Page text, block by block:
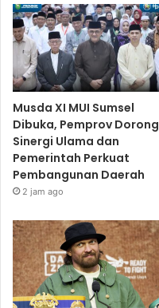
Musda XI MUI Sumsel
Dibuka, Pemprov Dorong
Sinergi Ulama dan
Pemerintah Perkuat
Pembangunan Daerah
2 jam ago